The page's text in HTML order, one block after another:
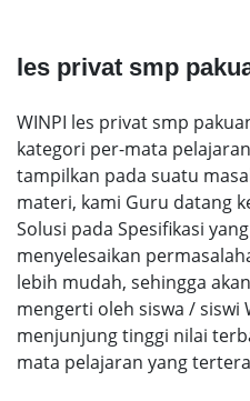
les privat smp
WINPI les privat smp
kategori per-mata
tampilkan pada suatu
materi, kami Guru datang
Solusi pada Spesifikasi
menyelesaikan
lebih mudah, sehingga
mengerti oleh siswa / siswi
menjunjung tinggi nilai
mata pelajaran yang